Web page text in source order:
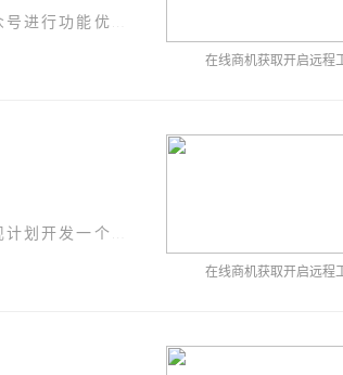
在线商机获取开启远程
在线商机获取开启远程